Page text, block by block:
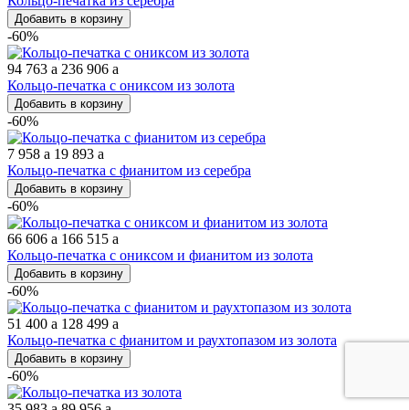
Добавить в корзину
-60%
94 763 a 236 906 a
Кольцо-печатка с ониксом из золота
Добавить в корзину
-60%
7 958 a 19 893 a
Кольцо-печатка с фианитом из серебра
Добавить в корзину
-60%
66 606 a 166 515 a
Кольцо-печатка с ониксом и фианитом из золота
Добавить в корзину
-60%
51 400 a 128 499 a
Кольцо-печатка с фианитом и раухтопазом из золота
Добавить в корзину
-60%